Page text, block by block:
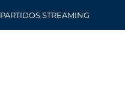
PARTIDOS STREAMING